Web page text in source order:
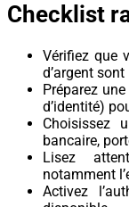
Checklist
Vérifiez que
d’argent
Préparez
d’identité)
Choisissez
bancaire,
Lisez
notamment
Activez